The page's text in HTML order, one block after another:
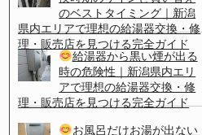
のベストタイミング｜新潟
県内エリアで理想の給湯器交換・修
理・販売店を見つける完全ガイド
給湯器から黒い煙が出る
時の危険性｜新潟県内エリ
アで理想の給湯器交換・修
理・販売店を見つける完全ガイド
お風呂だけお湯が出ない